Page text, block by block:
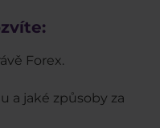
Forex.
a jaké způsoby za